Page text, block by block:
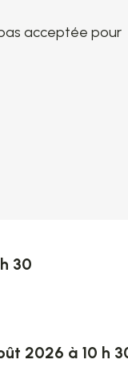
acceptée pour
30
2026 à 10 h